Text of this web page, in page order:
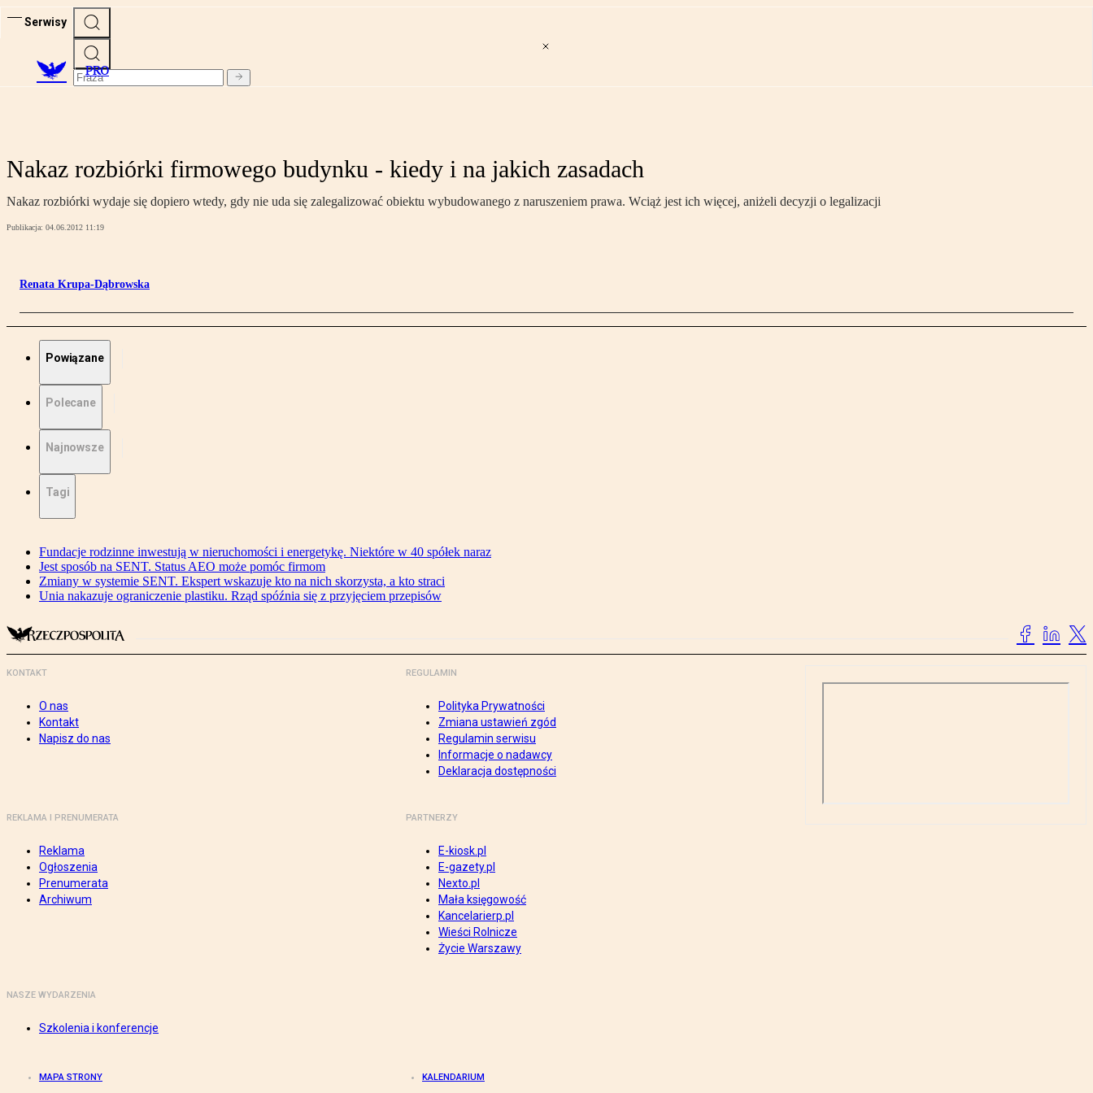
Serwisy
PRO
Nakaz rozbiórki firmowego budynku - kiedy i na jakich zasadach
Nakaz rozbiórki wydaje się dopiero wtedy, gdy nie uda się zalegalizować obiektu wybudowanego z naruszeniem prawa. Wciąż jest ich więcej, aniżeli decyzji o legalizacji
Publikacja: 04.06.2012 11:19
Renata Krupa-Dąbrowska
Powiązane
Polecane
Najnowsze
Tagi
Fundacje rodzinne inwestują w nieruchomości i energetykę. Niektóre w 40 spółek naraz
Jest sposób na SENT. Status AEO może pomóc firmom
Zmiany w systemie SENT. Ekspert wskazuje kto na nich skorzysta, a kto straci
Unia nakazuje ograniczenie plastiku. Rząd spóźnia się z przyjęciem przepisów
KONTAKT
O nas
Kontakt
Napisz do nas
REGULAMIN
Polityka Prywatności
Zmiana ustawień zgód
Regulamin serwisu
Informacje o nadawcy
Deklaracja dostępności
REKLAMA I PRENUMERATA
Reklama
Ogłoszenia
Prenumerata
Archiwum
PARTNERZY
E-kiosk.pl
E-gazety.pl
Nexto.pl
Mała księgowość
Kancelarierp.pl
Wieści Rolnicze
Życie Warszawy
NASZE WYDARZENIA
Szkolenia i konferencje
MAPA STRONY KALENDARIUM